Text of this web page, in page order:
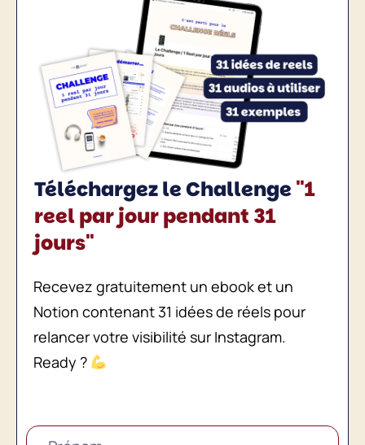
Téléchargez le Challenge"1
reel par jour pendant 31
jours"
Recevez gratuitement un ebook et un
Notion contenant 31 idées de réels pour
relancer votre visibilité sur Instagram.
Ready ?